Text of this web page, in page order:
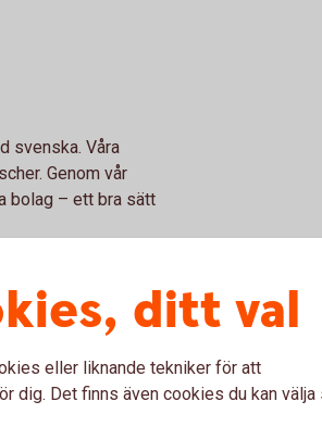
svenska. Våra
Genom vår
bolag – ett bra sätt
valutaväxling sker
är det lika
eller försäljning
aktuella
du handlar via
ditt val
eller liknande tekniker för att
dig. Det finns även cookies du kan välja